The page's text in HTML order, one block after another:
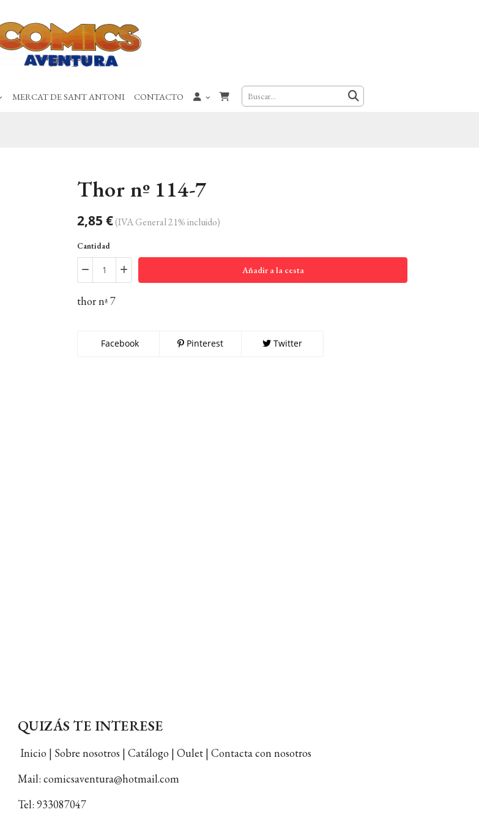
MERCAT DE SANT ANTONI CONTACTO
Thor nº 114-7
2,85 €(IVA General 21% incluido)
Cantidad
Añadir a la cesta
thor nª 7
Facebook Pinterest Twitter
QUIZÁS TE INTERESE
Inicio | Sobre nosotros | Catálogo | Oulet | Contacta con nosotros
Mail: comicsaventura@hotmail.com
Tel: 933087047